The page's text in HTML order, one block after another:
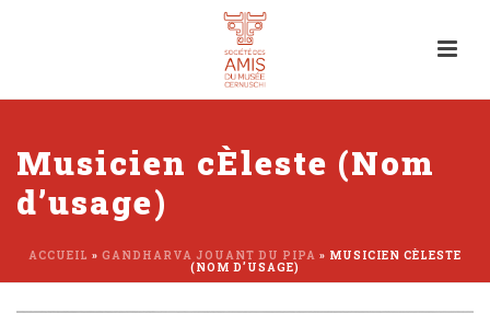
Musicien cÈleste (Nom
d’usage)
ACCUEIL » GANDHARVA JOUANT DU PIPA » MUSICIEN CÈLESTE
(NOM D’USAGE)